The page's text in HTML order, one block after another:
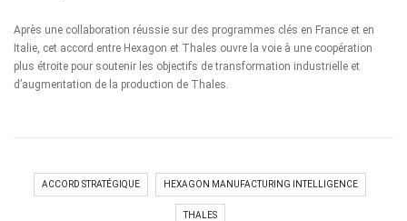
Après une collaboration réussie sur des programmes clés en France et en
Italie, cet accord entre Hexagon et Thales ouvre la voie à une coopération
plus étroite pour soutenir les objectifs de transformation industrielle et
d’augmentation de la production de Thales.
ACCORD STRATÉGIQUE HEXAGON MANUFACTURING INTELLIGENCE
THALES